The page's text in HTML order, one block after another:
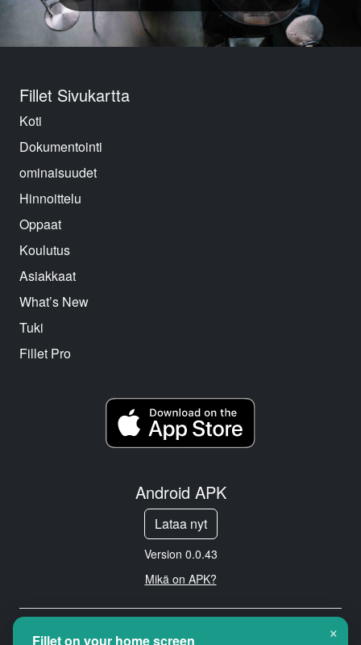
Fillet Sivukartta
Koti
Dokumentointi
ominaisuudet
Hinnoittelu
Oppaat
Koulutus
Asiakkaat
What’s New
Tuki
Fillet Pro
Android APK
Lataa nyt
Version 0.0.43
Mikä on APK?
Copyright © 2026 Cityredbird
×
Fillet on your home screen